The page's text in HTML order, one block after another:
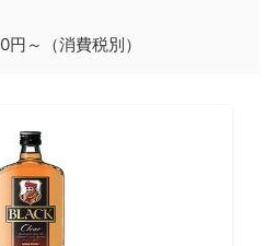
～（消費税別）